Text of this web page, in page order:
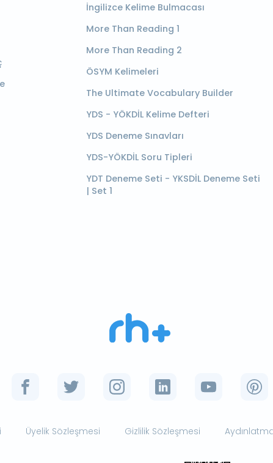
İngilizce Kelime Bulmacası
More Than Reading 1
More Than Reading 2
ÖSYM Kelimeleri
The Ultimate Vocabulary Builder
YDS - YÖKDİL Kelime Defteri
YDS Deneme Sınavları
YDS-YÖKDİL Soru Tipleri
YDT Deneme Seti - YKSDİL Deneme Seti
| Set 1
Üyelik Sözleşmesi Gizlilik Sözleşmesi